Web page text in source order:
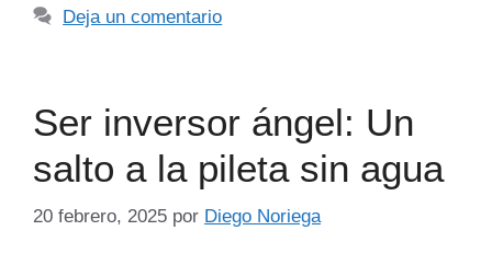
Deja un comentario
Ser inversor ángel: Un
salto a la pileta sin agua
20 febrero, 2025 por Diego Noriega